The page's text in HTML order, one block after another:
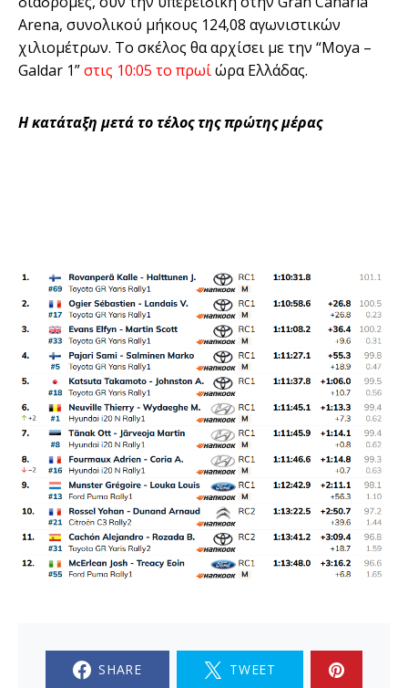
Arena, συνολικού μήκους 124,08 αγωνιστικών
χιλιομέτρων. Το σκέλος θα αρχίσει με την “Moya –
Galdar 1”στις 10:05 το πρωίώρα Ελλάδας.
Η κατάταξη μετά το τέλος της πρώτης μέρας
SHARE TWEET